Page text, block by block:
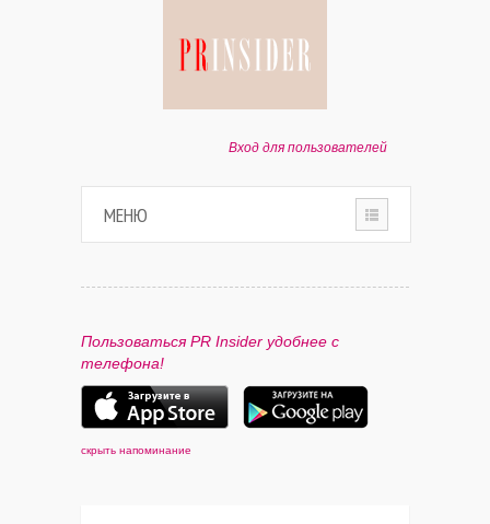
Вход для пользователей
МЕНЮ
ПАРТНЕРАМ
КОНТАКТЫ
Пользоваться PR Insider удобнее с
телефона!
скрыть напоминание